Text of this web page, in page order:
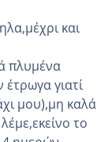
και
πλυμένα
γιατί
μου),μη καλά
το